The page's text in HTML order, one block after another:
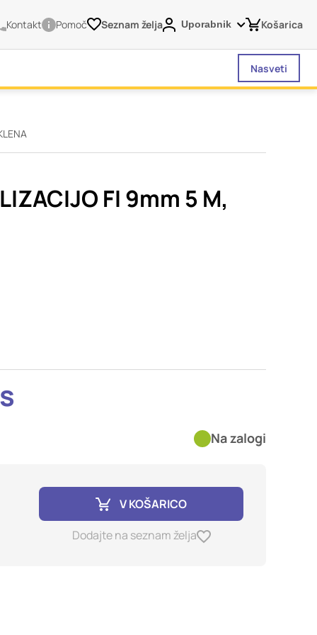
Kontakt Pomoč Seznam želja Uporabnik Košarica
Nasveti
FI 9mm 5 M,
Na zalogi
V KOŠARICO
Dodajte na seznam želja
brskalnika,
ne
uporabniško
si ogledate več
na vašo uporabo
Običajno
nastavitev
te piškotke ali
delovanja
in
so združeni in
mesto.
lahko uporabljajo za